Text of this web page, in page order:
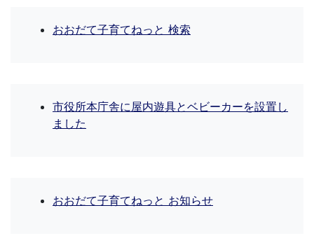
おおだて子育てねっと 検索
市役所本庁舎に屋内遊具とベビーカーを設置し
ました
おおだて子育てねっと お知らせ